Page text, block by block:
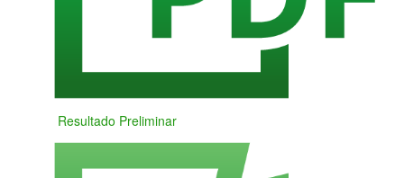
Resultado Preliminar